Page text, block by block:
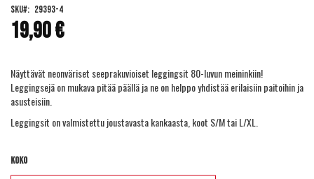
the
images
gallery
19,90 €
SKU
29393-4
Näyttävät neonväriset seeprakuvioiset leggingsit 80-luvun meininkiin!
Leggingsejä on mukava pitää päällä ja ne on helppo yhdistää erilaisiin paitoihin ja
asusteisiin.
Leggingsit on valmistettu joustavasta kankaasta, koot S/M tai L/XL.
Koko